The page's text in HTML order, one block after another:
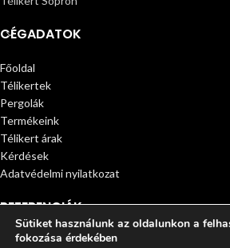
CÉGADATOK
Főoldal
Télikertek
Pergolák
Termékeink
Télikert árak
Kérdések
Adatvédelmi nyilatkozat
REFERENCIÁK
© 2025 Télikert. All rights
Sütiket használunk az oldalunkon a
fokozása érdekében